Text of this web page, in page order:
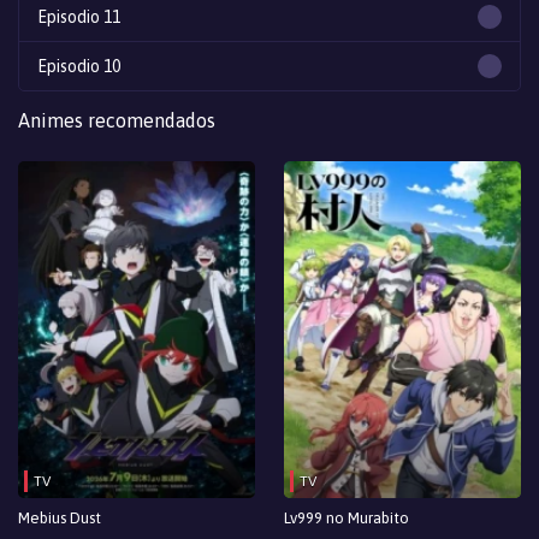
Episodio 11
Episodio 10
Episodio 9
Episodio 8
Episodio 7
Episodio 6
Episodio 5
Episodio 4
Episodio 3
Episodio 2
Episodio 1
Animes recomendados
TV
Mebius Dust
TV
Lv999 no Murabito